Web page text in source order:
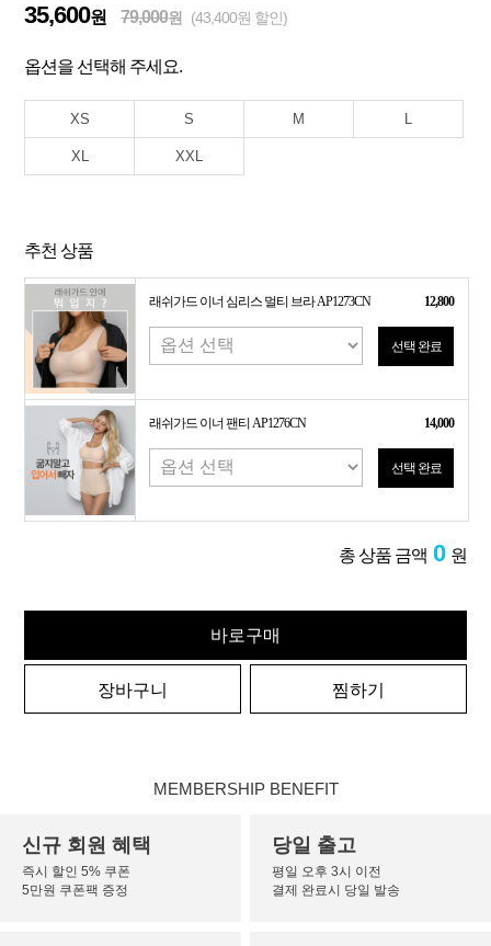
35,600원 79,000원 (43,400원 할인)
옵션을 선택해 주세요.
XS S M L
XL XXL
추천 상품
래쉬가드 이너 심리스 멀티 브라 AP1273CN 12,800
선택 완료
래쉬가드 이너 팬티 AP1276CN 14,000
선택 완료
총 상품 금액 0 원
바로구매
장바구니 찜하기
MEMBERSHIP BENEFIT
신규 회원 혜택
즉시 할인 5% 쿠폰
5만원 쿠폰팩 증정
당일 출고
평일 오후 3시 이전
결제 완료시 당일 발송